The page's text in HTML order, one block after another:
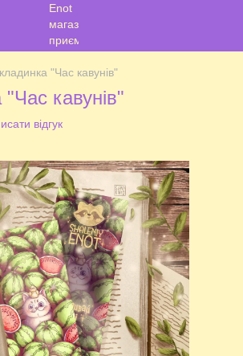
"Час кавунів"
кавунів"
відгук